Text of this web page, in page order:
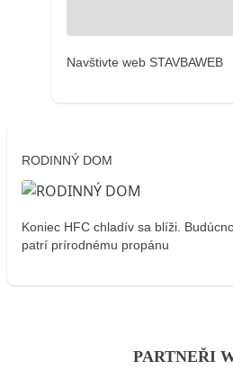
Navštivte web STAVBAWEB
RODINNÝ DOM
Koniec HFC chladív sa blíži.
patrí prírodnému propánu
PARTNEŘI